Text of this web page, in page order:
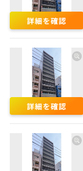
詳細を確認
詳細を確認